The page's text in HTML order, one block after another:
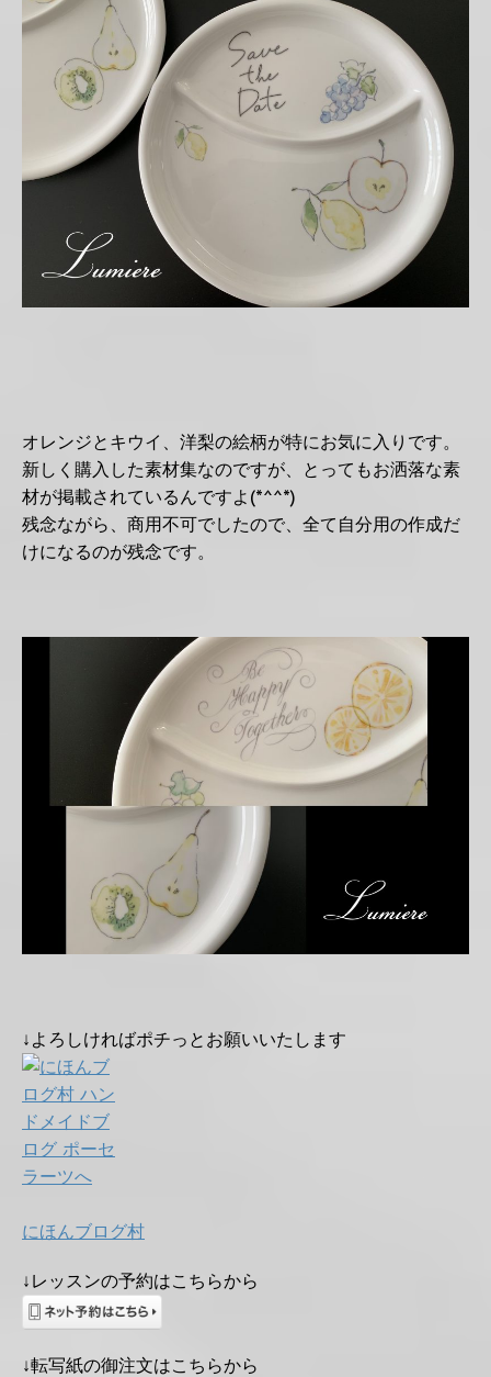
オレンジとキウイ、洋梨の絵柄が特にお気に入りです。
新しく購入した素材集なのですが、とってもお洒落な素
材が掲載されているんですよ(*^^*)
残念ながら、商用不可でしたので、全て自分用の作成だ
けになるのが残念です。
↓よろしければポチっとお願いいたします
にほんブログ村
↓レッスンの予約はこちらから
↓転写紙の御注文はこちらから